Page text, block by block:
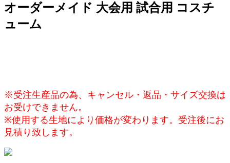
オーダーメイド 大会用 試合用 コスチ
ューム
※受注生産品の為、キャンセル・返品・サイズ交換は
お受けできません。
※使用する生地により価格が変わります。受注後にお
見積り致します。